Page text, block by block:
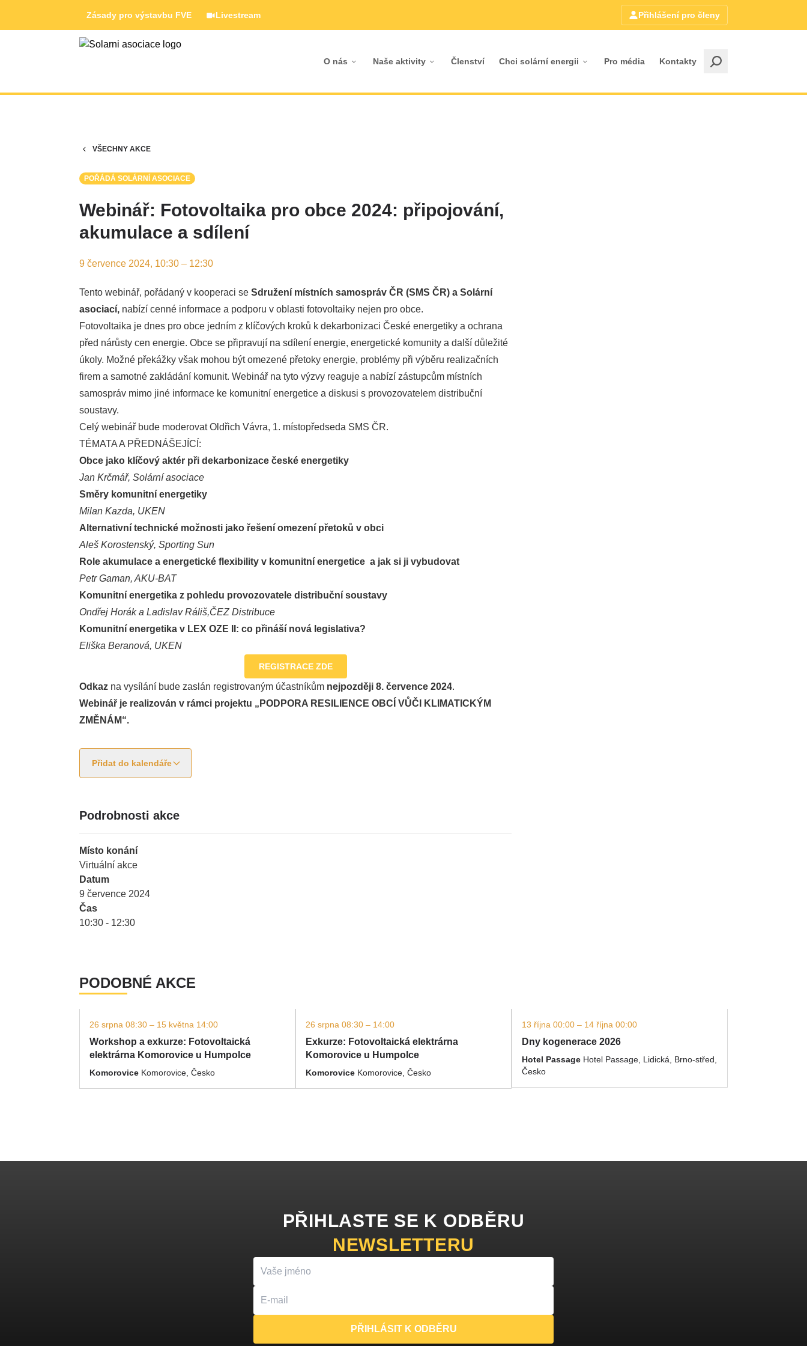
Zásady pro výstavbu FVE Livestream Přihlášení pro členy
O nás Naše aktivity Členství Chci solární energii Pro média Kontakty
VŠECHNY AKCE
POŘÁDÁ SOLÁRNÍ ASOCIACE
Webinář: Fotovoltaika pro obce 2024: připojování,
akumulace a sdílení
9 července 2024, 10:30 – 12:30
Tento webinář, pořádaný v kooperaci se Sdružení místních samospráv ČR (SMS ČR) a Solární
asociací, nabízí cenné informace a podporu v oblasti fotovoltaiky nejen pro obce.
Fotovoltaika je dnes pro obce jedním z klíčových kroků k dekarbonizaci České energetiky a ochrana
před nárůsty cen energie. Obce se připravují na sdílení energie, energetické komunity a další důležité
úkoly. Možné překážky však mohou být omezené přetoky energie, problémy při výběru realizačních
firem a samotné zakládání komunit. Webinář na tyto výzvy reaguje a nabízí zástupcům místních
samospráv mimo jiné informace ke komunitní energetice a diskusi s provozovatelem distribuční
soustavy.
Celý webinář bude moderovat Oldřich Vávra, 1. místopředseda SMS ČR.
TÉMATA A PŘEDNÁŠEJÍCÍ:
Obce jako klíčový aktér při dekarbonizace české energetiky
Jan Krčmář, Solární asociace
Směry komunitní energetiky
Milan Kazda, UKEN
Alternativní technické možnosti jako řešení omezení přetoků v obci
Aleš Korostenský, Sporting Sun
Role akumulace a energetické flexibility v komunitní energetice a jak si ji vybudovat
Petr Gaman, AKU-BAT
Komunitní energetika z pohledu provozovatele distribuční soustavy
Ondřej Horák a Ladislav Ráliš,ČEZ Distribuce
Komunitní energetika v LEX OZE II: co přináší nová legislativa?
Eliška Beranová, UKEN
REGISTRACE ZDE
Odkaz na vysílání bude zaslán registrovaným účastníkům nejpozději 8. července 2024.
Webinář je realizován v rámci projektu „PODPORA RESILIENCE OBCÍ VŮČI KLIMATICKÝM
ZMĚNÁM“.
Přidat do kalendáře
Podrobnosti akce
Místo konání
Virtuální akce
Datum
9 července 2024
Čas
10:30 - 12:30
PODOBNÉ AKCE
26 srpna 08:30 – 15 května 14:00
Workshop a exkurze: Fotovoltaická
elektrárna Komorovice u Humpolce
Komorovice Komorovice, Česko
26 srpna 08:30 – 14:00
Exkurze: Fotovoltaická elektrárna
Komorovice u Humpolce
Komorovice Komorovice, Česko
13 října 00:00 – 14 října 00:00
Dny kogenerace 2026
Hotel Passage Hotel Passage, Lidická, Brno-střed,
Česko
PŘIHLASTE SE K ODBĚRU
NEWSLETTERU
PŘIHLÁSIT K ODBĚRU